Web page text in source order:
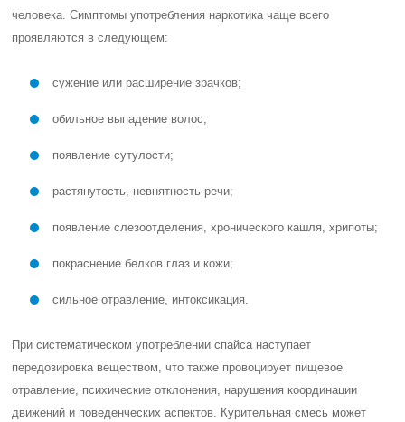
человека. Симптомы употребления наркотика чаще всего
проявляются в следующем:
сужение или расширение зрачков;
обильное выпадение волос;
появление сутулости;
растянутость, невнятность речи;
появление слезоотделения, хронического кашля, хрипоты;
покраснение белков глаз и кожи;
сильное отравление, интоксикация.
При систематическом употреблении спайса наступает
передозировка веществом, что также провоцирует пищевое
отравление, психические отклонения, нарушения координации
движений и поведенческих аспектов. Курительная смесь может